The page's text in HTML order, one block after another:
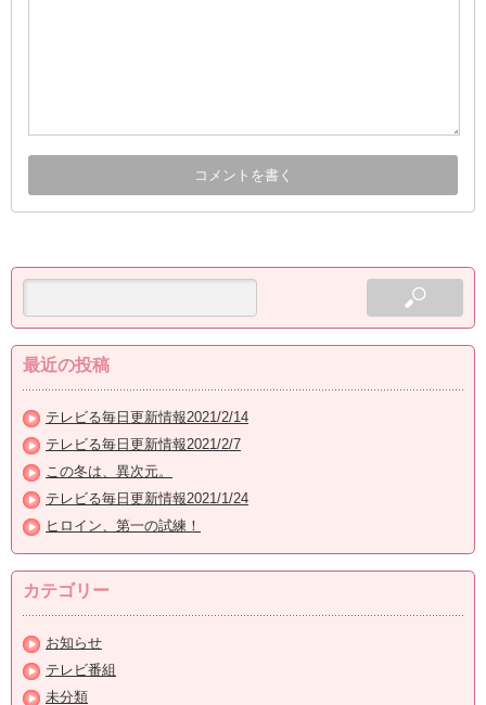
最近の投稿
テレビる毎日更新情報2021/2/14
テレビる毎日更新情報2021/2/7
この冬は、異次元。
テレビる毎日更新情報2021/1/24
ヒロイン、第一の試練！
カテゴリー
お知らせ
テレビ番組
未分類